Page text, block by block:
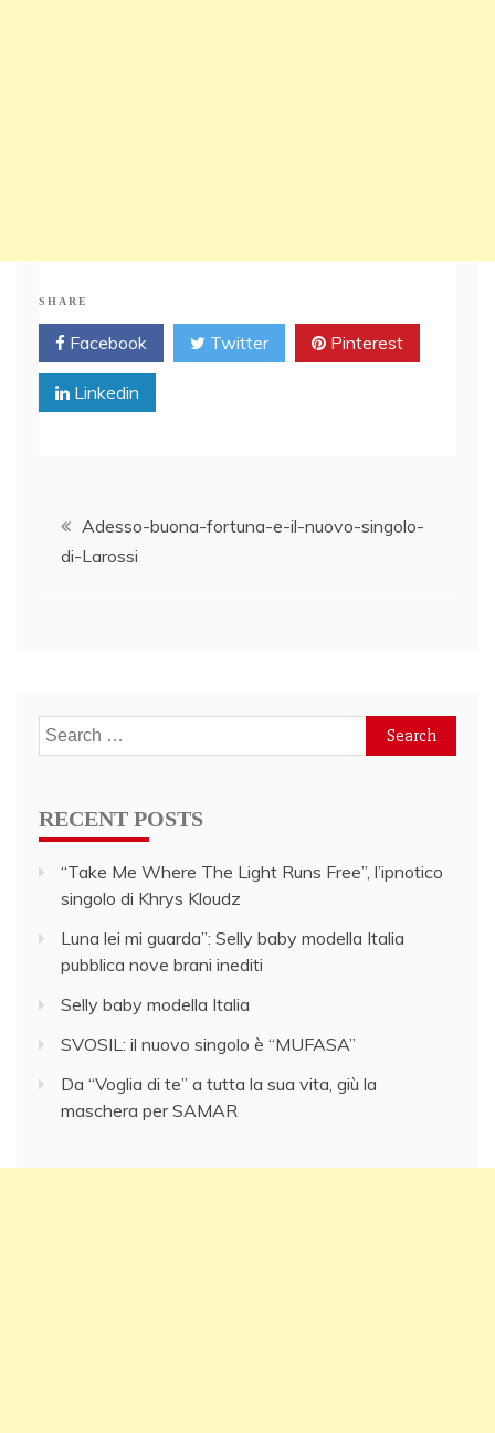
SHARE
Facebook Twitter Pinterest
Linkedin
PostAdesso-buona-fortuna-e-il-nuovo-singolo-
di-Larossi
Search
for:
RECENT POSTS
“Take Me Where The Light Runs Free”, l’ipnotico
singolo di Khrys Kloudz
Luna lei mi guarda”: Selly baby modella Italia
pubblica nove brani inediti
Selly baby modella Italia
SVOSIL: il nuovo singolo è “MUFASA”
Da “Voglia di te” a tutta la sua vita, giù la
maschera per SAMAR